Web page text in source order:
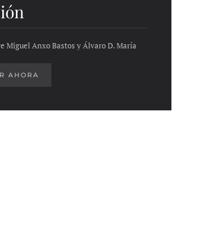
Miguel Anxo Bastos y Álvaro D. María
AHORA